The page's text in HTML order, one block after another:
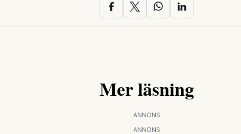
Mer läsning
ANNONS
ANNONS